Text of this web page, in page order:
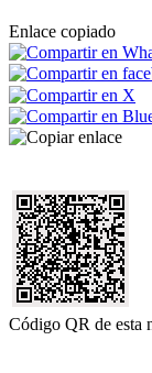
Enlace copiado
Código QR de esta